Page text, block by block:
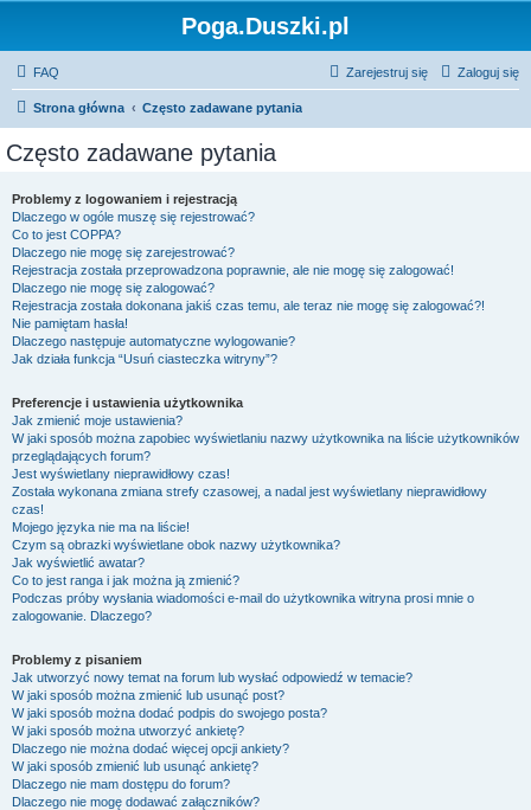
Poga.Duszki.pl
FAQ Zaloguj się
Zarejestruj się
Strona główna Często zadawane pytania
Często zadawane pytania
Problemy z logowaniem i rejestracją
Dlaczego w ogóle muszę się rejestrować?
Co to jest COPPA?
Dlaczego nie mogę się zarejestrować?
Rejestracja została przeprowadzona poprawnie, ale nie mogę się zalogować!
Dlaczego nie mogę się zalogować?
Rejestracja została dokonana jakiś czas temu, ale teraz nie mogę się zalogować?!
Nie pamiętam hasła!
Dlaczego następuje automatyczne wylogowanie?
Jak działa funkcja “Usuń ciasteczka witryny”?
Preferencje i ustawienia użytkownika
Jak zmienić moje ustawienia?
W jaki sposób można zapobiec wyświetlaniu nazwy użytkownika na liście użytkowników
przeglądających forum?
Jest wyświetlany nieprawidłowy czas!
Została wykonana zmiana strefy czasowej, a nadal jest wyświetlany nieprawidłowy
czas!
Mojego języka nie ma na liście!
Czym są obrazki wyświetlane obok nazwy użytkownika?
Jak wyświetlić awatar?
Co to jest ranga i jak można ją zmienić?
Podczas próby wysłania wiadomości e-mail do użytkownika witryna prosi mnie o
zalogowanie. Dlaczego?
Problemy z pisaniem
Jak utworzyć nowy temat na forum lub wysłać odpowiedź w temacie?
W jaki sposób można zmienić lub usunąć post?
W jaki sposób można dodać podpis do swojego posta?
W jaki sposób można utworzyć ankietę?
Dlaczego nie można dodać więcej opcji ankiety?
W jaki sposób zmienić lub usunąć ankietę?
Dlaczego nie mam dostępu do forum?
Dlaczego nie mogę dodawać załączników?